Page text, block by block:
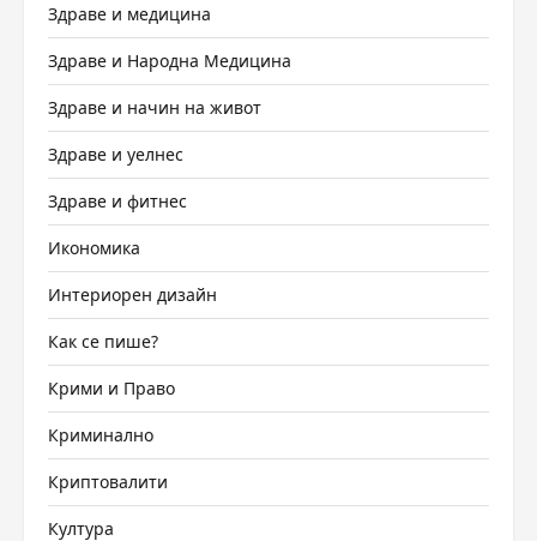
Здраве и медицина
Здраве и Народна Медицина
Здраве и начин на живот
Здраве и уелнес
Здраве и фитнес
Икономика
Интериорен дизайн
Как се пише?
Крими и Право
Криминално
Криптовалити
Култура